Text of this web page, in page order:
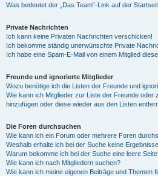
Was bedeutet der „Das Team“-Link auf der
Private Nachrichten
Ich kann keine Privaten Nachrichten verschicken!
Ich bekomme ständig unerwünschte Private
Ich habe eine Spam-E-Mail von einem Mitglied
Freunde und ignorierte Mitglieder
Wozu benötige ich die Listen der Freunde und
Wie kann ich Mitglieder zur Liste der Freunde oder
hinzufügen oder diese wieder aus den Listen
Die Foren durchsuchen
Wie kann ich ein Forum oder mehrere Foren
Weshalb erhalte ich bei der Suche keine
Warum bekomme ich bei der Suche eine leere
Wie kann ich nach Mitgliedern suchen?
Wie kann ich meine eigenen Beiträge und Themen